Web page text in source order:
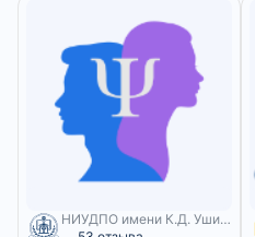
НИУДПО имени К.Д. Ушинского